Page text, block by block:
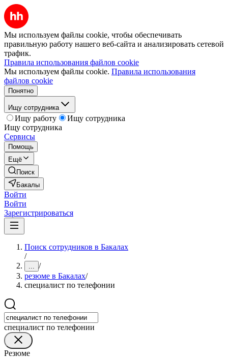
Мы используем файлы cookie, чтобы обеспечивать
правильную работу нашего веб-сайта и анализировать сетевой
трафик.
Правила использования файлов cookie
Мы используем файлы cookie. Правила использования
файлов cookie
Понятно
Ищу сотрудника
Ищу работу
Ищу сотрудника
Ищу сотрудника
Сервисы
Помощь
Ещё
Поиск
Бакалы
Войти
Войти
Зарегистрироваться
Поиск сотрудников в Бакалах
/
... /
резюме в Бакалах/
специалист по телефонии
специалист по телефонии
Резюме